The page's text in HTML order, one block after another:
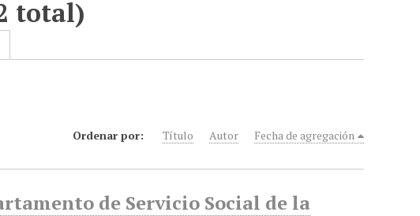
total)
Ordenar por: Título Autor Fecha de agregación
de Servicio Social de la